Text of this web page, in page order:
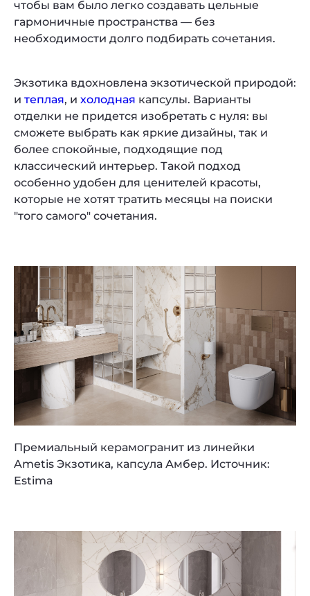
чтобы вам было легко создавать цельные
гармоничные пространства — без
необходимости долго подбирать сочетания.
Экзотика вдохновлена экзотической природой:
и теплая, и холодная капсулы. Варианты
отделки не придется изобретать с нуля: вы
сможете выбрать как яркие дизайны, так и
более спокойные, подходящие под
классический интерьер. Такой подход
особенно удобен для ценителей красоты,
которые не хотят тратить месяцы на поиски
"того самого" сочетания.
Премиальный керамогранит из линейки
Ametis Экзотика, капсула Амбер. Источник:
Estima